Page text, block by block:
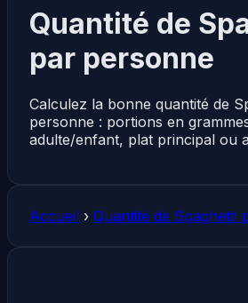
Quantité de
par personne
Calculez la bonne quantité de
personne : portions en
adulte/enfant, plat principal ou
Accueil › Quantité de Spaghetti